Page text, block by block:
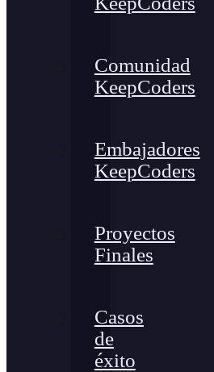
Comunidad
KeepCoders
Embajadores
KeepCoders
Proyectos
Finales
Casos
de
éxito